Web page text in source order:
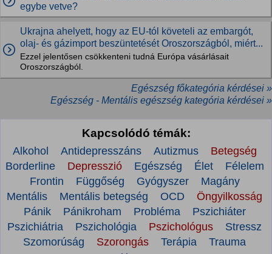
egybe vetve?
Ukrajna ahelyett, hogy az EU-tól követeli az embargót,
olaj- és gázimport beszüntetését Oroszországból, miért...
Ezzel jelentősen csökkenteni tudná Európa vásárlásait
Oroszországból.
Egészség főkategória kérdései »
Egészség - Mentális egészség kategória kérdései »
Kapcsolódó témák:
Alkohol Antidepresszáns Autizmus
Betegség
Borderline
Depresszió Egészség Élet
Félelem
Frontin
Függőség Gyógyszer
Magány
Mentális
Mentális betegség OCD
Öngyilkosság
Pánik
Pánikroham Probléma
Pszichiáter
Pszichiátria
Pszichológia Pszichológus
Stressz
Szomorúság
Szorongás Terápia
Trauma